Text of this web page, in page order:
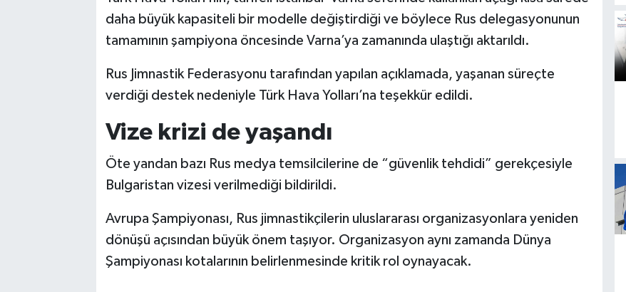
daha büyük kapasiteli bir modelle değiştirdiği ve böylece Rus delegasyonunun
tamamının şampiyona öncesinde Varna’ya zamanında ulaştığı aktarıldı.
Rus Jimnastik Federasyonu tarafından yapılan açıklamada, yaşanan süreçte
verdiği destek nedeniyle Türk Hava Yolları’na teşekkür edildi.
Vize krizi de yaşandı
Öte yandan bazı Rus medya temsilcilerine de “güvenlik tehdidi” gerekçesiyle
Bulgaristan vizesi verilmediği bildirildi.
Avrupa Şampiyonası, Rus jimnastikçilerin uluslararası organizasyonlara yeniden
dönüşü açısından büyük önem taşıyor. Organizasyon aynı zamanda Dünya
Şampiyonası kotalarının belirlenmesinde kritik rol oynayacak.